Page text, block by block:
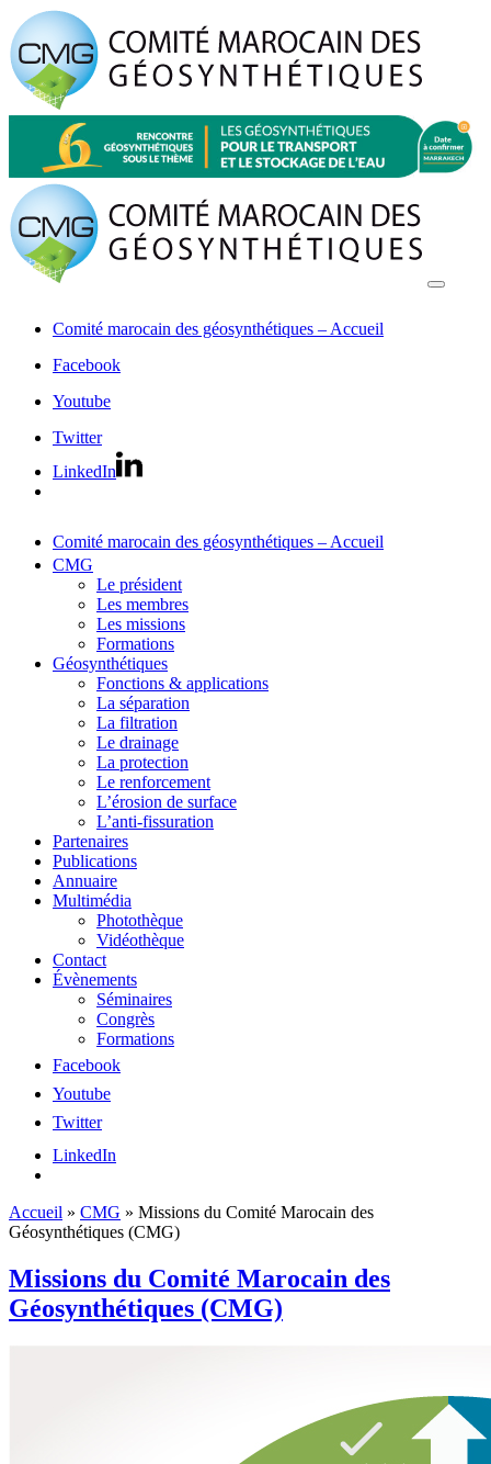
Comité marocain des géosynthétiques – Accueil
Facebook
Youtube
Twitter
LinkedIn
Comité marocain des géosynthétiques – Accueil
CMG
Le président
Les membres
Les missions
Formations
Géosynthétiques
Fonctions & applications
La séparation
La filtration
Le drainage
La protection
Le renforcement
L’érosion de surface
L’anti-fissuration
Partenaires
Publications
Annuaire
Multimédia
Photothèque
Vidéothèque
Contact
Évènements
Séminaires
Congrès
Formations
Facebook
Youtube
Twitter
LinkedIn
Accueil » CMG » Missions du Comité Marocain des
Géosynthétiques (CMG)
Missions du Comité Marocain des
Géosynthétiques (CMG)